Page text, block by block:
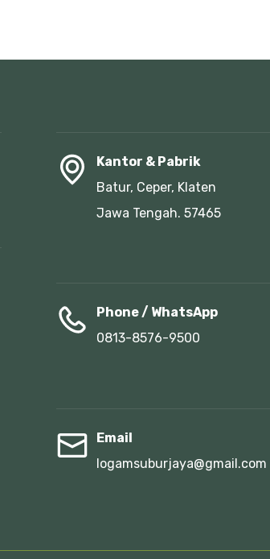
Kantor & Pabrik
Batur, Ceper, Klaten
Jawa Tengah. 57465
Phone / WhatsApp
0813-8576-9500
Email
logamsuburjaya@gmail.com